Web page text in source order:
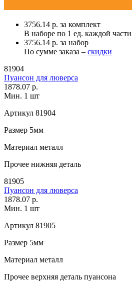
3756.14 р. за комплект
В наборе по 1 ед. каждой части
3756.14 р. за набор
По сумме заказа – скидки
81904
Пуансон для люверса
1878.07 р.
Мин. 1 шт
Артикул 81904
Размер 5мм
Материал металл
Прочее нижняя деталь
81905
Пуансон для люверса
1878.07 р.
Мин. 1 шт
Артикул 81905
Размер 5мм
Материал металл
Прочее верхняя деталь пуансона